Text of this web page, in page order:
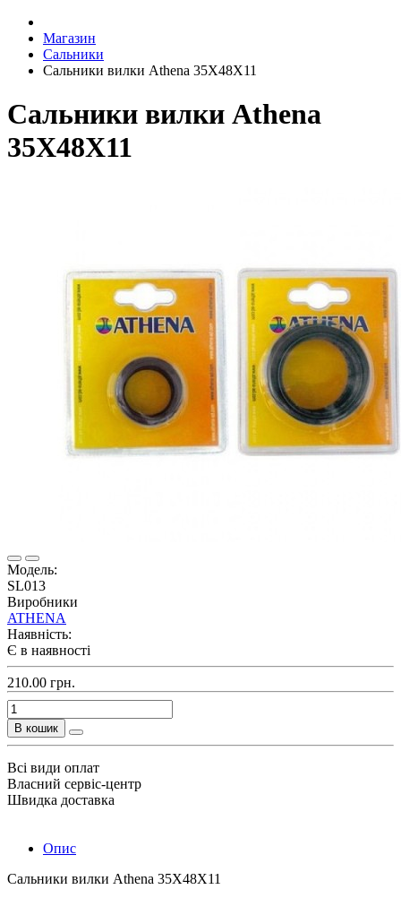
Магазин
Сальники
Сальники вилки Athena 35X48X11
Сальники вилки Athena
35X48X11
Модель:
SL013
Виробники
ATHENA
Наявність:
Є в наявності
210.00 грн.
В кошик
Всі види оплат
Власний сервіс-центр
Швидка доставка
Опис
Сальники вилки Athena 35X48X11